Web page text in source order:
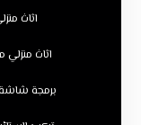
اثاث
اثاث منزلي
برمجة شاشة